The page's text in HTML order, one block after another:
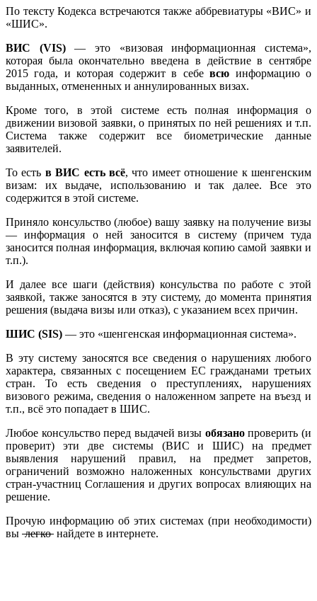
По тексту Кодекса встречаются также аббревиатуры «ВИС» и
«ШИС».
ВИС (VIS)— это «визовая информационная система»,
которая была окончательно введена в действие в сентябре
2015 года, и которая содержит в себевсю информацию о
выданных, отмененных и аннулированных визах.
Кроме того, в этой системе есть полная информация о
движении визовой заявки, о принятых по ней решениях и т.п.
Система также содержит все биометрические данные
заявителей.
То есть в ВИС есть всё, что имеет отношение к шенгенским
визам: их выдаче, использованию и так далее. Все это
содержится в этой системе.
Приняло консульство (любое) вашу заявку на получение визы
— информация о ней заносится в систему (причем туда
заносится полная информация, включая копию самой заявки и
т.п.).
И далее все шаги (действия) консульства по работе с этой
заявкой, также заносятся в эту систему, до момента принятия
решения (выдача визы или отказ), с указанием всех причин.
ШИС (SIS) — это «шенгенская информационная система».
В эту систему заносятся все сведения о нарушениях любого
характера, связанных с посещением ЕС гражданами третьих
стран. То есть сведения о преступлениях, нарушениях
визового режима, сведения о наложенном запрете на въезд и
т.п., всё это попадает в ШИС.
Любое консульство перед выдачей визы обязанопроверить (и
проверит) эти две системы (ВИС и ШИС) на предмет
выявления нарушений правил, на предмет запретов,
ограничений возможно наложенных консульствами других
стран-участниц Соглашения и других вопросах влияющих на
решение.
Прочую информацию об этих системах (при необходимости)
вы легко найдете в интернете.